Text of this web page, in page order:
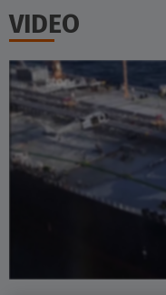
VIDEO